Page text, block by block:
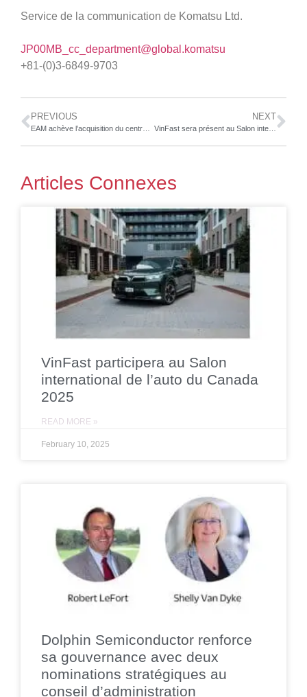
Service de la communication de Komatsu Ltd.
JP00MB_cc_department@global.komatsu
+81-(0)3-6849-9703
PREVIOUS NEXT
VinFast sera présent au Salon international de l’automobile du Canada 2024
Articles Connexes
VinFast participera au Salon
international de l’auto du Canada
2025
READ MORE »
February 10, 2025
Dolphin Semiconductor renforce
sa gouvernance avec deux
nominations stratégiques au
conseil d’administration